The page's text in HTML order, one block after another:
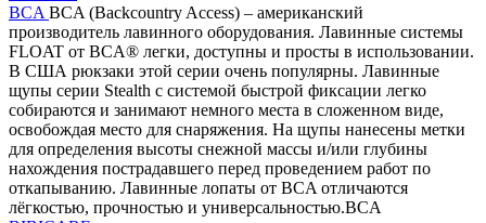
BCA BCA (Backcountry Access) – американский
производитель лавинного оборудования. Лавинные системы
FLOAT от BCA® легки, доступны и просты в использовании.
В США рюкзаки этой серии очень популярны. Лавинные
щупы серии Stealth с системой быстрой фиксации легко
собираются и занимают немного места в сложенном виде,
освобождая место для снаряжения. На щупы нанесены метки
для определения высоты снежной массы и/или глубины
нахождения пострадавшего перед проведением работ по
откапыванию. Лавинные лопаты от BCA отличаются
лёгкостью, прочностью и универсальностью.BCA